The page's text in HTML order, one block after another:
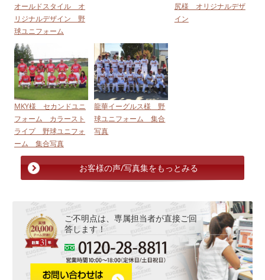
オールドスタイル オ
リジナルデザイン 野
球ユニフォーム
尻様 オリジナルデザ
イン
MKY様 セカンドユニ
フォーム カラースト
ライプ 野球ユニフォ
ーム 集合写真
龍華イーグルス様 野
球ユニフォーム 集合
写真
お客様の声/写真集をもっとみる
ご不明点は、専属担当者が直接ご回
答します！